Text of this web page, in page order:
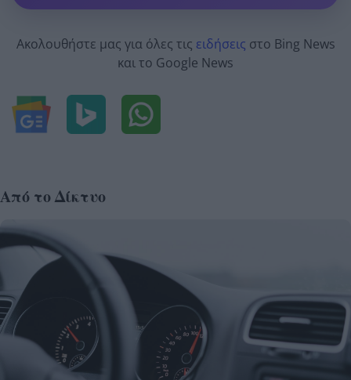
Ακολουθήστε μας για όλες τις ειδήσεις στο Bing News
και το Google News
Από το Δίκτυο